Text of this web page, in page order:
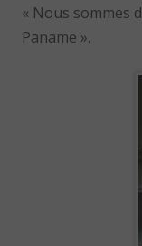
« Nous sommes
Paname ».